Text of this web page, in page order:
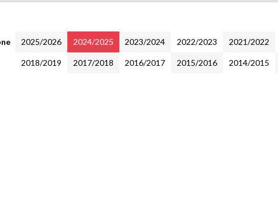
2025/2026 2024/2025 2023/2024 2022/2023 2021/2022
2018/2019 2017/2018 2016/2017 2015/2016 2014/2015